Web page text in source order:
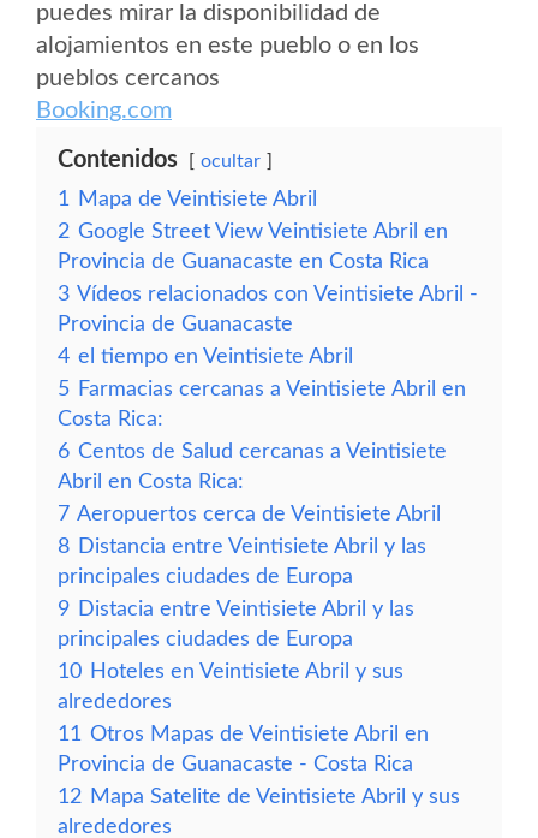
puedes mirar la disponibilidad de
alojamientos en este pueblo o en los
pueblos cercanos
Booking.com
Contenidos ocultar
1
Mapa de Veintisiete Abril
2 Google Street View Veintisiete Abril en
Provincia de Guanacaste en Costa Rica
3 Vídeos relacionados con Veintisiete Abril -
Provincia de Guanacaste
4 el tiempo en Veintisiete Abril
5 Farmacias cercanas a Veintisiete Abril en
Costa Rica:
6 Centos de Salud cercanas a Veintisiete
Abril en Costa Rica:
7 Aeropuertos cerca de Veintisiete Abril
8 Distancia entre Veintisiete Abril y las
principales ciudades de Europa
9 Distacia entre Veintisiete Abril y las
principales ciudades de Europa
10 Hoteles en Veintisiete Abril y sus
alrededores
11 Otros Mapas de Veintisiete Abril en
Provincia de Guanacaste - Costa Rica
12 Mapa Satelite de Veintisiete Abril y sus
alrededores